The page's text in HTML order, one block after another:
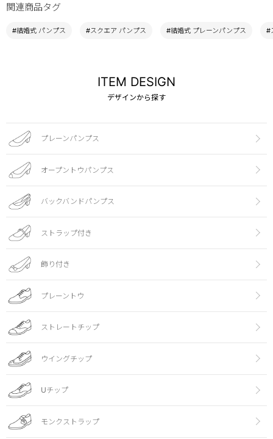
関連商品タグ
#結婚式 パンプス #スクエア パンプス #結婚式 プレーンパンプス #
ITEM DESIGN
デザインから探す
プレーンパンプス
オープントウパンプス
バックバンドパンプス
ストラップ付き
飾り付き
プレーントウ
ストレートチップ
ウイングチップ
Uチップ
モンクストラップ